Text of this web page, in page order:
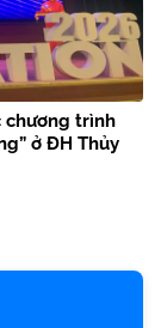
chương trình
ở ĐH Thủy